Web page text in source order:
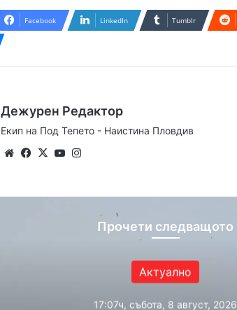
Facebook LinkedIn Tumblr
Дежурен Редактор
Екип на Под Тепето - Наистина Пловдив
WebsiteFacebook
X YouTube
Прочети следващото
Актуално
17:07ч, събота, 8 август, 2026